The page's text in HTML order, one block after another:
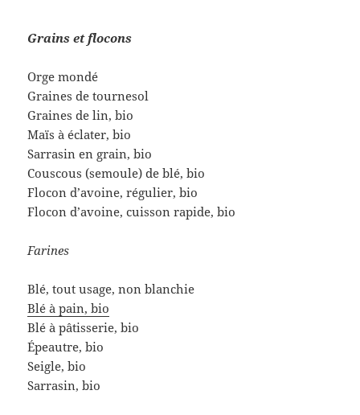
Grains et flocons
Orge mondé
Graines de tournesol
Graines de lin, bio
Maïs à éclater, bio
Sarrasin en grain, bio
Couscous (semoule) de blé, bio
Flocon d’avoine, régulier, bio
Flocon d’avoine, cuisson rapide, bio
Farines
Blé, tout usage, non blanchie
Blé à pain, bio
Blé à pâtisserie, bio
Épeautre, bio
Seigle, bio
Sarrasin, bio